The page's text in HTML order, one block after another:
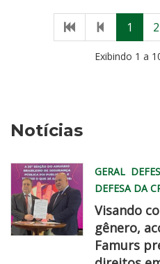
Primeira
página
Página
anterior
1 2
Exibindo 1 a
Notícias
GERAL
DEFESA DA
Visando
gênero,
Famurs